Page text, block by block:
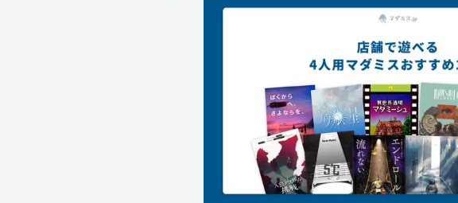
初心者におすすめ・2
お友達同士におすすめ・2
ロールプレイ重視・2